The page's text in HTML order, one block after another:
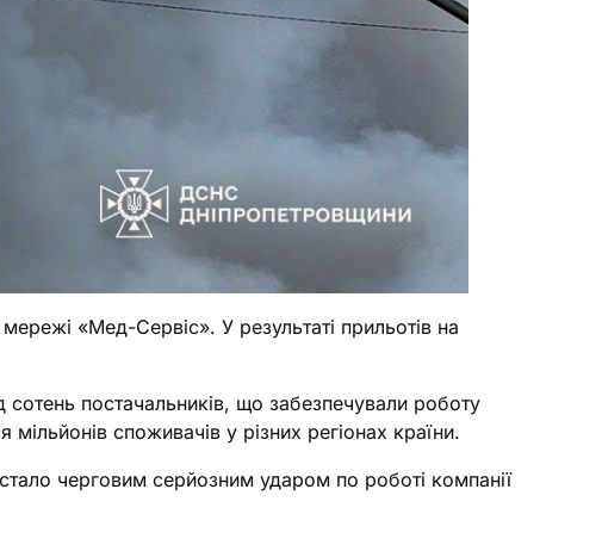
«Мед-Сервіс». У результаті прильотів на
постачальників, що забезпечували роботу
споживачів у різних регіонах країни.
черговим серйозним ударом по роботі компанії